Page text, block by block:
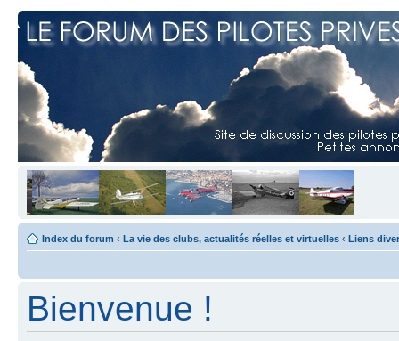
Index du forum ‹ La vie des clubs, actualités réelles et virtuelles ‹ Liens
Bienvenue !